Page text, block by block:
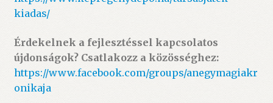
kiadas/
Érdekelnek a fejlesztéssel kapcsolatos
újdonságok? Csatlakozz a közösséghez:
https://www.facebook.com/groups/anegymagiakr
onikaja